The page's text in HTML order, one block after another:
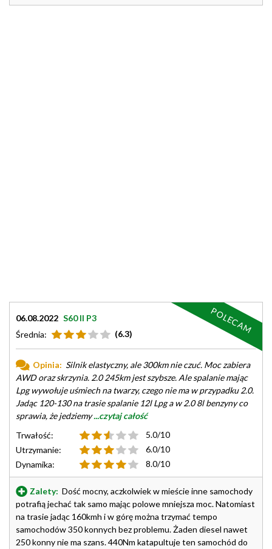
06.08.2022 S60 II P3
Średnia:
(6.3)
Opinia: Silnik elastyczny, ale 300km nie czuć. Moc zabiera
AWD oraz skrzynia. 2.0 245km jest szybsze. Ale spalanie mając
Lpg wywołuje uśmiech na twarzy, czego nie ma w przypadku 2.0.
Jadąc 120-130 na trasie spalanie 12l Lpg a w 2.0 8l benzyny co
sprawia, że jedziemy...czytaj całość
Trwałość:
5.0/10
Utrzymanie:
6.0/10
Dynamika:
8.0/10
Zalety: Dość mocny, aczkolwiek w mieście inne samochody
potrafią jechać tak samo mając polowe mniejsza moc. Natomiast
na trasie jadąc 160kmh i w górę można trzymać tempo
samochodów 350 konnych bez problemu. Żaden diesel nawet
250 konny nie ma szans. 440Nm katapultuje ten samochód do
POLECAM